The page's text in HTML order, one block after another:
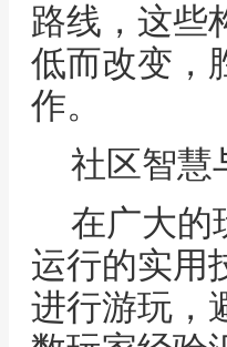
路线，这些
低而改变，
作。
社区智慧
在广大的
运行的实用
进行游玩，